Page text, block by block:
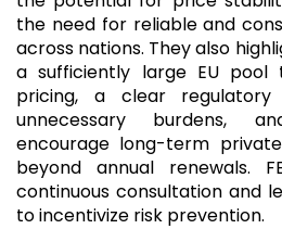
the need for reliable and
across nations. They also
a sufficiently large EU pool
pricing, a clear regulatory
unnecessary burdens,
encourage long-term
beyond annual renewals.
continuous consultation and
to incentivize risk prevention.